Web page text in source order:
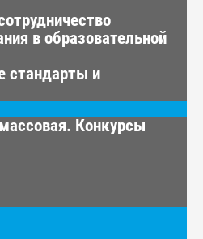
в образовательной
стандарты и
Конкурсы